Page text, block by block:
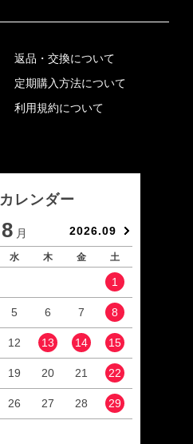
返品・交換について
定期購入方法について
利用規約について
レンダー
8 月 2026.09
水 木 金 土
1
5 6 7 8
12 13 14 15
19 20 21 22
26 27 28 29